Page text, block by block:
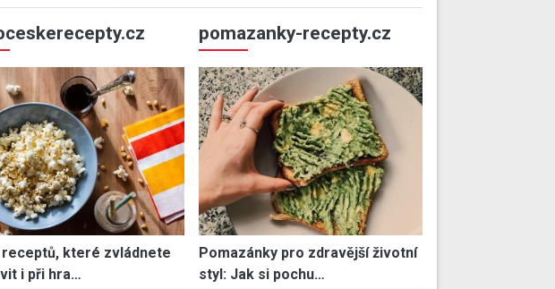
receptů, které zvládnete
i při hra…
pomazanky-recepty.cz
Pomazánky pro zdravější životní
styl: Jak si pochu…